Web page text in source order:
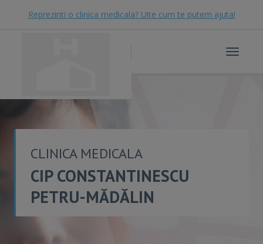
Reprezinti o clinica medicala? Uite cum te putem ajuta!
Toggle
CLINICA MEDICALA
CIP CONSTANTINESCU
PETRU-MĂDĂLIN